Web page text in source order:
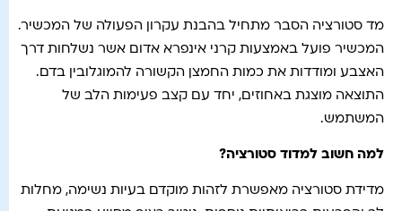
מד סטורציה הסבר מתחיל בהבנת עקרון הפעולה של המכשיר.
המכשיר פועל באמצעות קרני אינפרא אדום אשר נשלחות דרך
האצבע ומודדות את כמות החמצן הקשורה להמוגלובין בדם.
התוצאה מוצגת באחוזים, יחד עם קצב פעימות הלב של
המשתמש.
למה חשוב למדוד סטורציה?
מדידת סטורציה מאפשרת לזהות מוקדם בעיות נשימה, מחלות